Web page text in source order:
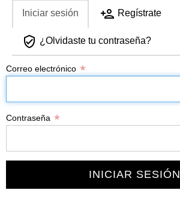
Solapas
principales
Iniciar sesión Regístrate
¿Olvidaste tu contraseña?
Correo electrónico
Contraseña
INICIAR SESIÓN